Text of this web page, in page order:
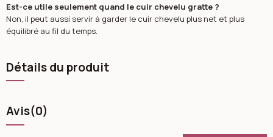
Est-ce utile seulement quand le cuir chevelu gratte ?
Non, il peut aussi servir à garder le cuir chevelu plus net et plus
équilibré au fil du temps.
Détails du produit
Avis(0)